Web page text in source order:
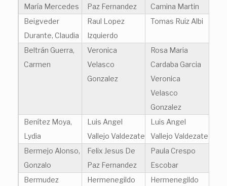
María Mercedes
Paz Fernandez
Camina Martin
Beigveder
Durante, Claudia
Raul Lopez
Izquierdo
Tomas Ruiz Albi
Beltrán Guerra,
Carmen
Veronica
Velasco
Gonzalez
Rosa Maria
Cardaba Garcia
Veronica
Velasco
Gonzalez
Benítez Moya,
Lydia
Luis Angel
Vallejo Valdezate
Luis Angel
Vallejo Valdezate
Bermejo Alonso,
Gonzalo
Felix Jesus De
Paz Fernandez
Paula Crespo
Escobar
Bermudez
Hermenegildo
Hermenegildo